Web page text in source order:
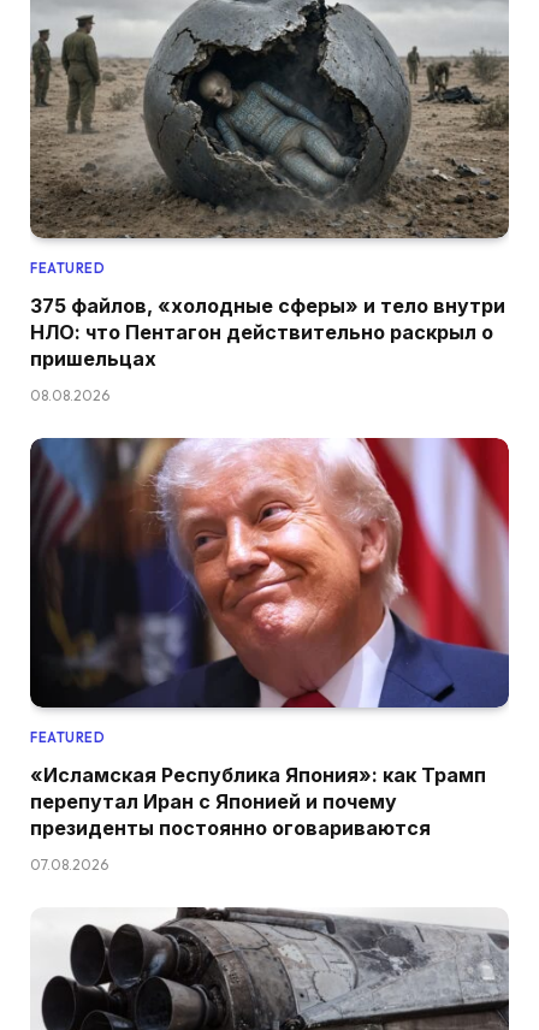
FEATURED
375 файлов, «холодные сферы» и тело внутри
НЛО: что Пентагон действительно раскрыл о
пришельцах
08.08.2026
FEATURED
«Исламская Республика Япония»: как Трамп
перепутал Иран с Японией и почему
президенты постоянно оговариваются
07.08.2026